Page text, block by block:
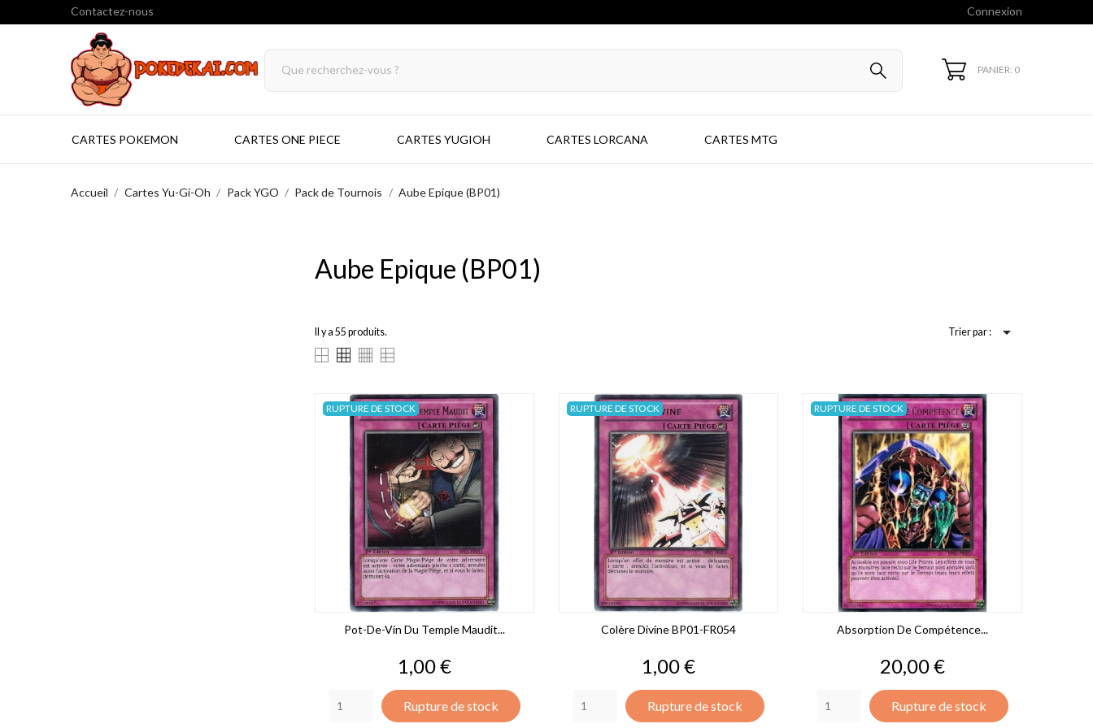
Contactez-nous Connexion
PANIER: 0
CARTES POKEMON CARTES ONE PIECE CARTES YUGIOH CARTES LORCANA CARTES MTG
Accueil Cartes Yu-Gi-Oh Pack YGO Pack de Tournois Aube Epique (BP01)
Aube Epique (BP01)
Il y a 55 produits. Trier par : 
Pot-De-Vin Du Temple Maudit...
Prix
1,00 €
Rupture de stock
RUPTURE DE STOCK
Colère Divine BP01-FR054
Prix
1,00 €
Rupture de stock
RUPTURE DE STOCK
Absorption De Compétence...
Prix
20,00 €
Rupture de stock
RUPTURE DE STOCK